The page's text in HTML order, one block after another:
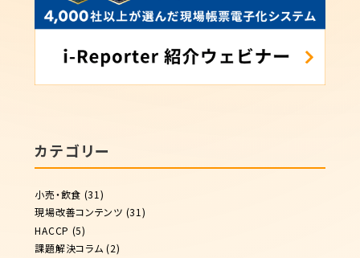
カテゴリー
小売・飲食 (31)
現場改善コンテンツ (31)
HACCP (5)
課題解決コラム (2)